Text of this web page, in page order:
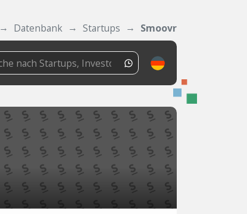
Datenbank Startups Smoovr